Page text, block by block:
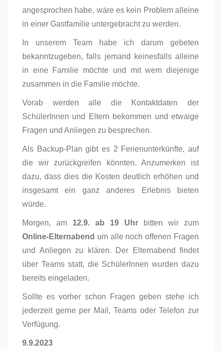
angesprochen habe, wäre es kein Problem alleine
in einer Gastfamilie untergebracht zu werden.
In unserem Team habe ich darum gebeten
bekanntzugeben, falls jemand keinesfalls alleine
in eine Familie möchte und mit wem diejenige
zusammen in die Familie möchte.
Vorab werden alle die Kontaktdaten der
SchülerInnen und Eltern bekommen und etwaige
Fragen und Anliegen zu besprechen.
Als Backup-Plan gibt es 2 Ferienunterkünfte, auf
die wir zurückgreifen könnten. Anzumerken ist
dazu, dass dies die Kosten deutlich erhöhen und
insgesamt ein ganz anderes Erlebnis bieten
würde.
Morgen, am 12.9. ab 19 Uhr bitten wir zum
Online-Elternabend um alle noch offenen Fragen
und Anliegen zu klären. Der Elternabend findet
über Teams statt, die SchülerInnen wurden dazu
bereits eingeladen.
Sollte es vorher schon Fragen geben stehe ich
jederzeit gerne per Mail, Teams oder Telefon zur
Verfügung.
9.9.2023